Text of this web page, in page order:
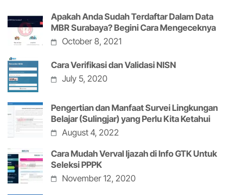
Apakah Anda Sudah Terdaftar Dalam Data
MBR Surabaya? Begini Cara Mengeceknya
October 8, 2021
Cara Verifikasi dan Validasi NISN
July 5, 2020
Pengertian dan Manfaat Survei Lingkungan
Belajar (Sulingjar) yang Perlu Kita Ketahui
August 4, 2022
Cara Mudah Verval Ijazah di Info GTK Untuk
Seleksi PPPK
November 12, 2020